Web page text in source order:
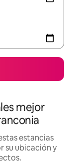
mejor
estancias
su ubicación y